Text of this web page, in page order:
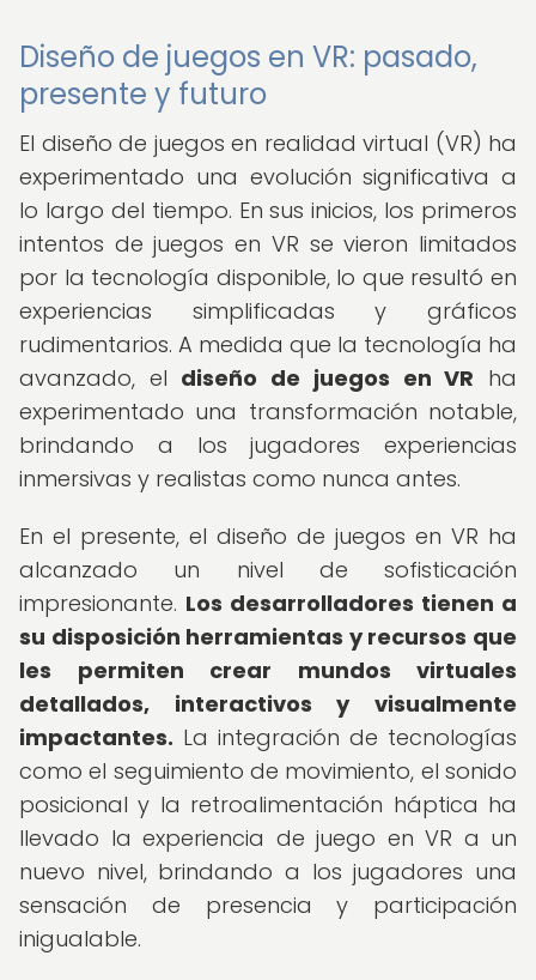
Diseño de juegos en VR: pasado,
presente y futuro
El diseño de juegos en realidad virtual (VR) ha
experimentado una evolución significativa a
lo largo del tiempo. En sus inicios, los primeros
intentos de juegos en VR se vieron limitados
por la tecnología disponible, lo que resultó en
experiencias simplificadas y gráficos
rudimentarios. A medida que la tecnología ha
avanzado, el diseño de juegos en VR ha
experimentado una transformación notable,
brindando a los jugadores experiencias
inmersivas y realistas como nunca antes.
En el presente, el diseño de juegos en VR ha
alcanzado un nivel de sofisticación
impresionante. Los desarrolladores tienen a
su disposición herramientas y recursos que
les permiten crear mundos virtuales
detallados, interactivos y visualmente
impactantes. La integración de tecnologías
como el seguimiento de movimiento, el sonido
posicional y la retroalimentación háptica ha
llevado la experiencia de juego en VR a un
nuevo nivel, brindando a los jugadores una
sensación de presencia y participación
inigualable.